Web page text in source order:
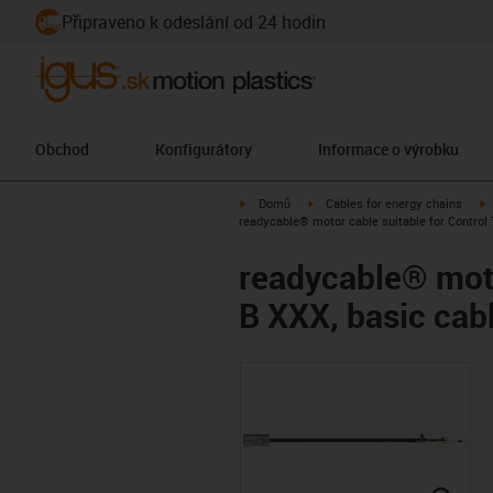
Připraveno k odeslání od 24 hodin
Obchod Konfigurátory Informace o výrobku
igus-icon-arrow-right
Domů igus-icon-arrow-right
Cables for energy chains
readycable® motor cable suitable for Control
readycable®
B XXX, basic